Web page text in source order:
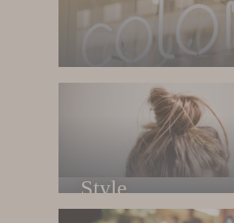
Style
Phong cách